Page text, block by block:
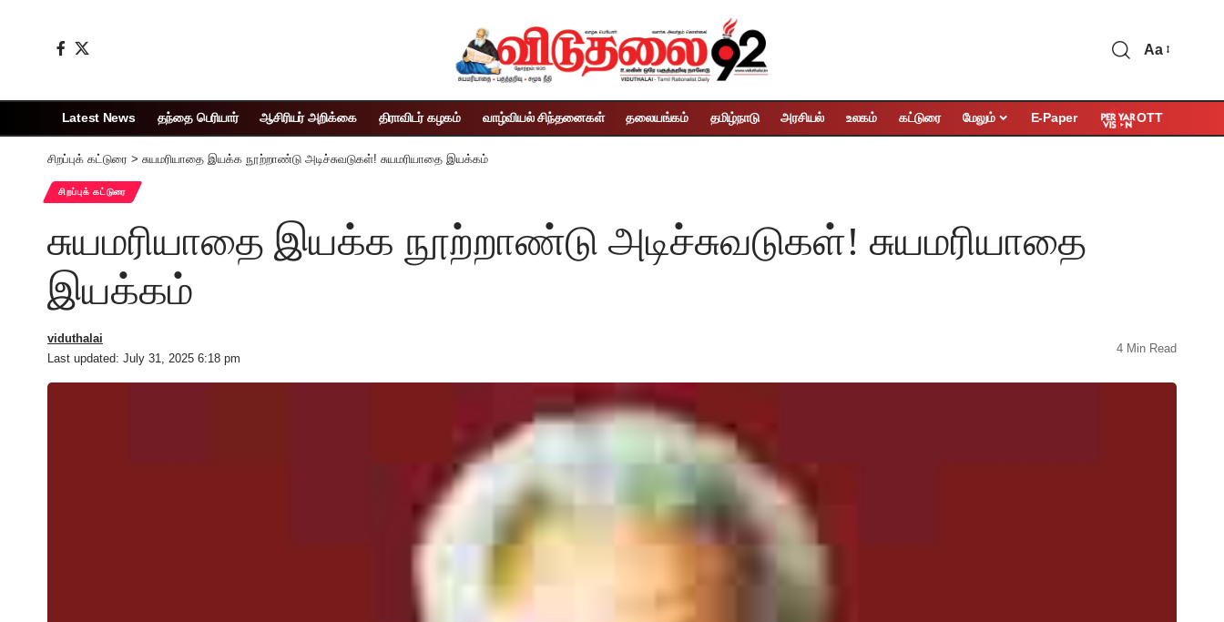
Aa
Latest News தந்தை பெரியார் ஆசிரியர் அறிக்கை திராவிடர் கழகம் வாழ்வியல் சிந்தனைகள் தலையங்கம் தமிழ்நாடு அரசியல் உலகம் கட்டுரை மேலும் E-Paper OTT
சிறப்புக் கட்டுரை > சுயமரியாதை இயக்க நூற்றாண்டு அடிச்சுவடுகள்! சுயமரியாதை இயக்கம்
சிறப்புக் கட்டுரை
சுயமரியாதை இயக்க நூற்றாண்டு அடிச்சுவடுகள்! சுயமரியாதை
இயக்கம்
Last updated: July 31, 2025 6:18 pm
viduthalai
4 Min Read